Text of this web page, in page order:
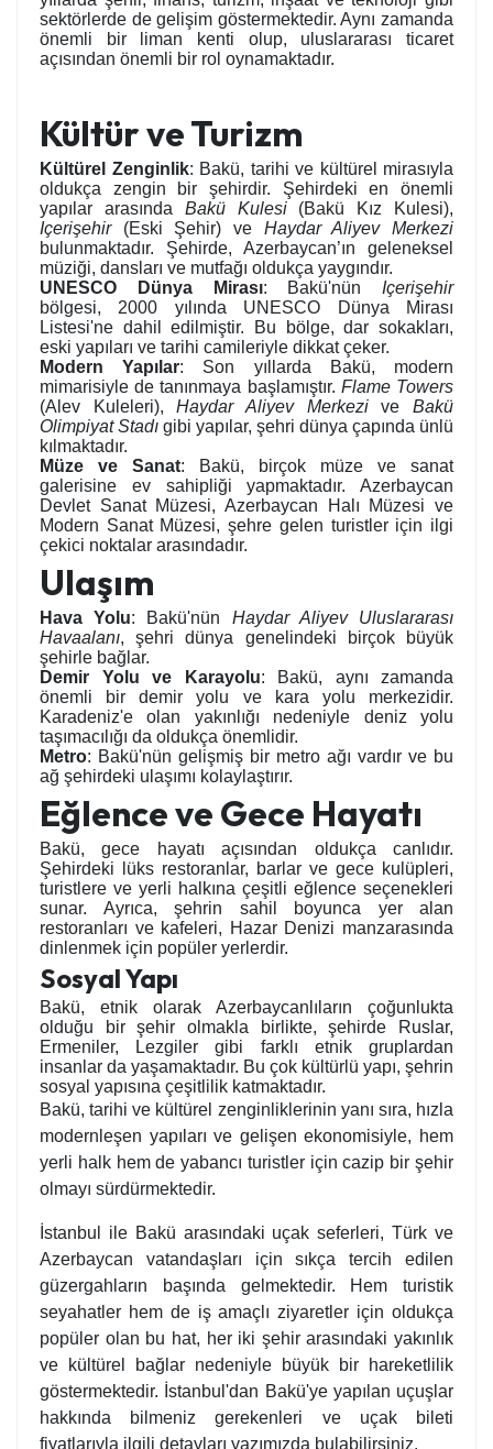
sektörlerde de gelişim göstermektedir. Aynı zamanda
önemli bir liman kenti olup, uluslararası ticaret
açısından önemli bir rol oynamaktadır.
Kültür ve Turizm
Kültürel Zenginlik: Bakü, tarihi ve kültürel mirasıyla
oldukça zengin bir şehirdir. Şehirdeki en önemli
yapılar arasında Bakü Kulesi(Bakü Kız Kulesi),
Içerişehir(Eski Şehir) ve Haydar Aliyev Merkezi
bulunmaktadır. Şehirde, Azerbaycan’ın geleneksel
müziği, dansları ve mutfağı oldukça yaygındır.
UNESCO Dünya Mirası: Bakü'nün Içerişehir
bölgesi, 2000 yılında UNESCO Dünya Mirası
Listesi'ne dahil edilmiştir. Bu bölge, dar sokakları,
eski yapıları ve tarihi camileriyle dikkat çeker.
Modern Yapılar: Son yıllarda Bakü, modern
mimarisiyle de tanınmaya başlamıştır. Flame Towers
(Alev Kuleleri),Haydar Aliyev MerkeziveBakü
Olimpiyat Stadı gibi yapılar, şehri dünya çapında ünlü
kılmaktadır.
Müze ve Sanat: Bakü, birçok müze ve sanat
galerisine ev sahipliği yapmaktadır. Azerbaycan
Devlet Sanat Müzesi, Azerbaycan Halı Müzesi ve
Modern Sanat Müzesi, şehre gelen turistler için ilgi
çekici noktalar arasındadır.
Ulaşım
Hava Yolu: Bakü'nün Haydar Aliyev Uluslararası
Havaalanı, şehri dünya genelindeki birçok büyük
şehirle bağlar.
Demir Yolu ve Karayolu: Bakü, aynı zamanda
önemli bir demir yolu ve kara yolu merkezidir.
Karadeniz'e olan yakınlığı nedeniyle deniz yolu
taşımacılığı da oldukça önemlidir.
Metro: Bakü'nün gelişmiş bir metro ağı vardır ve bu
ağ şehirdeki ulaşımı kolaylaştırır.
Eğlence ve Gece Hayatı
Bakü, gece hayatı açısından oldukça canlıdır.
Şehirdeki lüks restoranlar, barlar ve gece kulüpleri,
turistlere ve yerli halkına çeşitli eğlence seçenekleri
sunar. Ayrıca, şehrin sahil boyunca yer alan
restoranları ve kafeleri, Hazar Denizi manzarasında
dinlenmek için popüler yerlerdir.
Sosyal Yapı
Bakü, etnik olarak Azerbaycanlıların çoğunlukta
olduğu bir şehir olmakla birlikte, şehirde Ruslar,
Ermeniler, Lezgiler gibi farklı etnik gruplardan
insanlar da yaşamaktadır. Bu çok kültürlü yapı, şehrin
sosyal yapısına çeşitlilik katmaktadır.
Bakü, tarihi ve kültürel zenginliklerinin yanı sıra, hızla
modernleşen yapıları ve gelişen ekonomisiyle, hem
yerli halk hem de yabancı turistler için cazip bir şehir
olmayı sürdürmektedir.
İstanbul ile Bakü arasındaki uçak seferleri, Türk ve
Azerbaycan vatandaşları için sıkça tercih edilen
güzergahların başında gelmektedir. Hem turistik
seyahatler hem de iş amaçlı ziyaretler için oldukça
popüler olan bu hat, her iki şehir arasındaki yakınlık
ve kültürel bağlar nedeniyle büyük bir hareketlilik
göstermektedir. İstanbul'dan Bakü'ye yapılan uçuşlar
hakkında bilmeniz gerekenleri ve uçak bileti
fiyatlarıyla ilgili detayları yazımızda bulabilirsiniz.